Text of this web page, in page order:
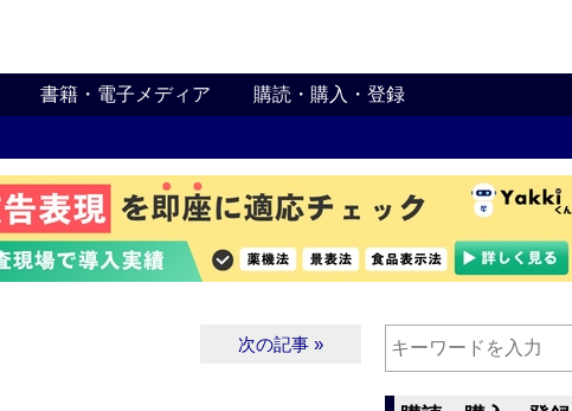
書籍・電子メディア 購読・購入・登録
次の記事 »